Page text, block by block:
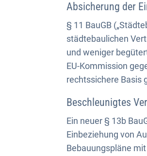
Absicherung der
§ 11 BauGB
städtebaulichen
und weniger
EU-Kommission
rechtssichere Basis
Beschleunigtes
Ein neuer § 13b
Einbeziehung von
Bebauungspläne